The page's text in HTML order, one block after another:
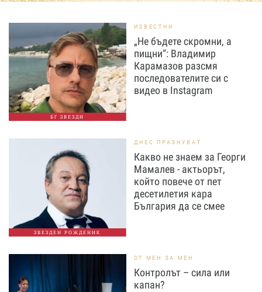
БГ ЗВЕЗДИ
ИЗВЕСТНИ
„Не бъдете скромни, а
пищни“: Владимир
Карамазов разсмя
последователите си с
видео в Instagram
ЗВЕЗДЕН РОЖДЕНИК
ДНЕС ПРАЗНУВАТ
Какво не знаем за Георги
Мамалев - актьорът,
който повече от пет
десетилетия кара
България да се смее
ОТ МЕН ЗА МЕН
Контролът – сила или
капан?